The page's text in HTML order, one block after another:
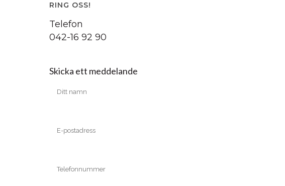
RING OSS!
Telefon
042-16 92 90
Skicka ett meddelande